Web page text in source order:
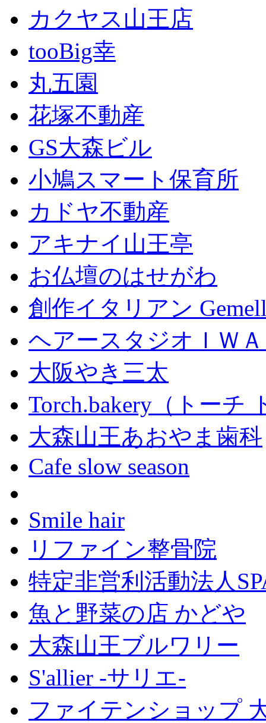
カクヤス山王店
tooBig幸
丸五園
花塚不動産
GS大森ビル
小鳩スマート保育所
カドヤ不動産
アキナイ山王亭
お仏壇のはせがわ
創作イタリアン
ヘアースタジオＩＷ
大阪やき三太
Torch.bakery（トーチ
大森山王あおやま歯科
Cafe slow season
Smile hair
リファイン整骨院
特定非営利活動法人
魚と野菜の店 かどや
大森山王ブルワリー
S'allier -サリエ-
ファイテンショップ